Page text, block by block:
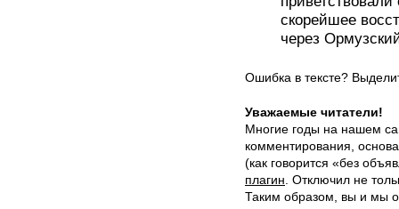
скорейшее
через
Ошибка в тексте?
Уважаемые читатели!
Многие годы на нашем
комментирования,
(как говорится «без
плагин . Отключил не
Таким образом, вы и мы